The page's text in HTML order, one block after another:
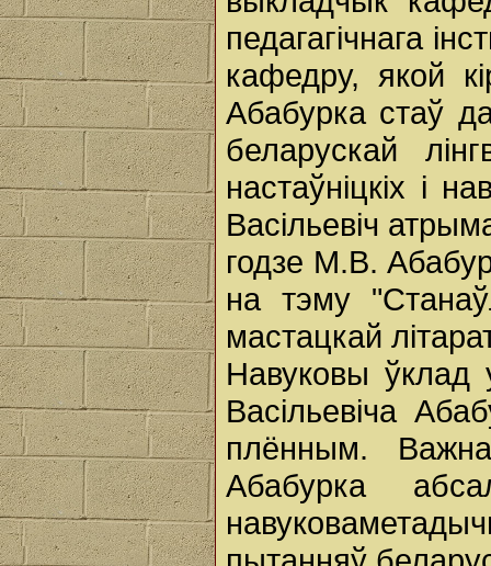
педагагічнага
кафедру, якой
Абабурка стаў
беларускай
настаўніцкіх і
Васільевіч
годзе М.В.
на тэму
мастацкай
Навуковы ўклад
Васільевіча
плённым.
Абабурка